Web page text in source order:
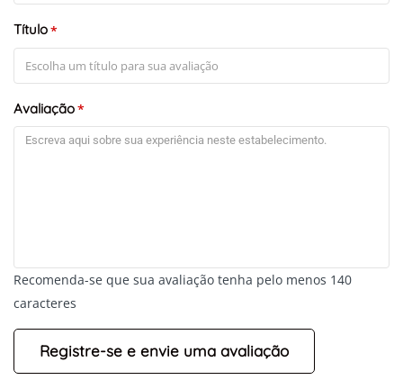
Título*
Avaliação*
Recomenda-se que sua avaliação tenha pelo menos 140
caracteres